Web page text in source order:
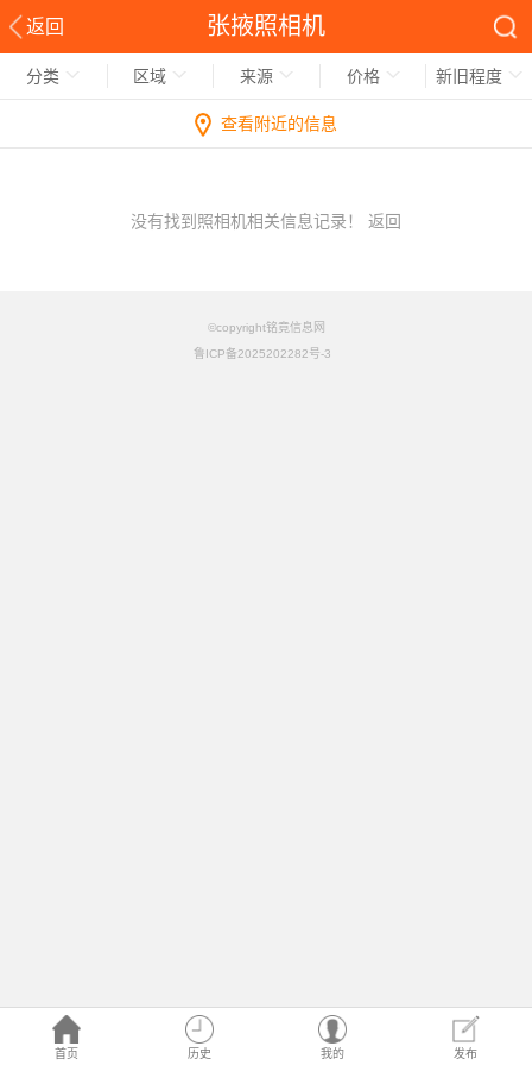
返回 张掖照相机
首页 历史 我的 发布
分类 区域 来源 价格 新旧程度
查看附近的信息
没有找到照相机相关信息记录！ 返回
©copyright铭竟信息网
鲁ICP备2025202282号-3